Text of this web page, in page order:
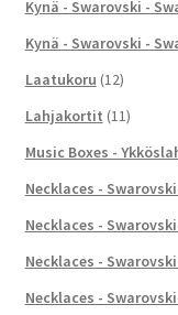
Kynä - Swarovski -
Kynä - Swarovski -
Laatukoru (12)
Lahjakortit (11)
Music Boxes -
Necklaces -
Necklaces -
Necklaces -
Necklaces -